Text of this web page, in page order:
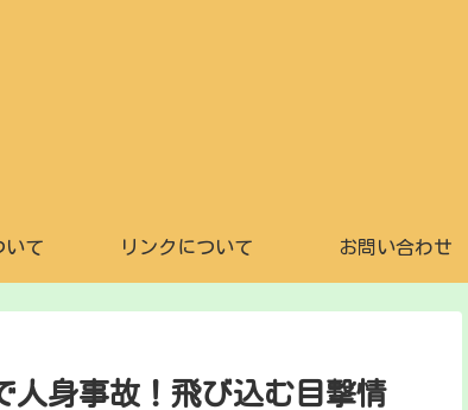
いて リンクについて お問い合わせ
人身事故！飛び込む目撃情